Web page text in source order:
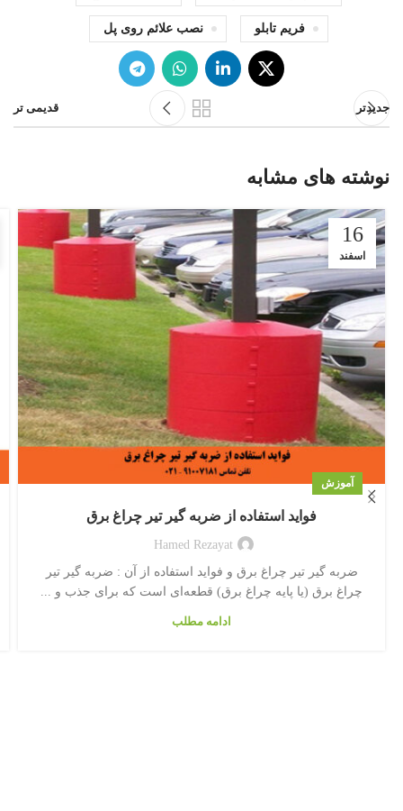
فریم تابلو نصب علائم روی پل
جدیدتر قدیمی تر
نوشته های مشابه
16
اسفند
آموزش
فواید استفاده از ضربه گیر تیر چراغ برق
Hamed Rezayat
ضربه گیر تیر چراغ برق و فواید استفاده از آن : ضربه گیر تیر
چراغ برق (یا پایه چراغ برق) قطعه‌ای است که برای جذب و ...
ادامه مطلب